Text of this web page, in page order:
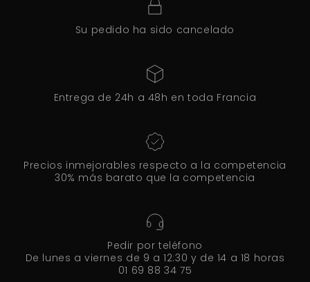
Su pedido ha sido cancelado
Entrega de 24h a 48h en toda Francia
Precios inmejorables respecto a la competencia
30% más barato que la competencia
Pedir por teléfono
De lunes a viernes de 9 a 12:30 y de 14 a 18 horas
01 69 88 34 75